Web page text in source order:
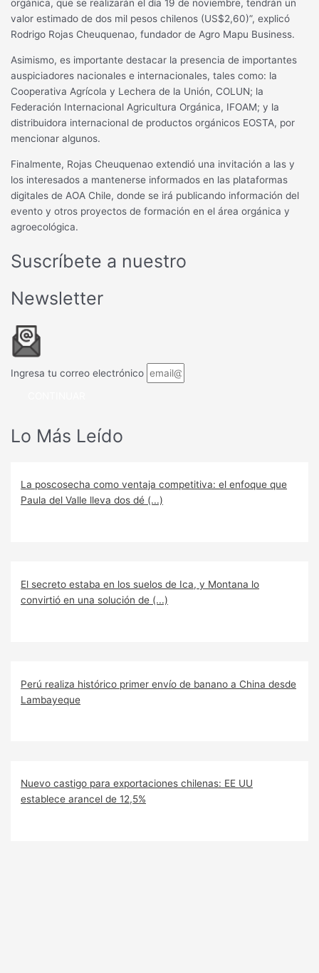
orgánica, que se realizarán el día 19 de noviembre, tendrán un
valor estimado de dos mil pesos chilenos (US$2,60)”, explicó
Rodrigo Rojas Cheuquenao, fundador de Agro Mapu Business.
Asimismo, es importante destacar la presencia de importantes
auspiciadores nacionales e internacionales, tales como: la
Cooperativa Agrícola y Lechera de la Unión, COLUN; la
Federación Internacional Agricultura Orgánica, IFOAM; y la
distribuidora internacional de productos orgánicos EOSTA, por
mencionar algunos.
Finalmente, Rojas Cheuquenao extendió una invitación a las y
los interesados a mantenerse informados en las plataformas
digitales de AOA Chile, donde se irá publicando información del
evento y otros proyectos de formación en el área orgánica y
agroecológica.
Suscríbete a nuestro
Newsletter
Ingresa tu correo electrónico
Lo Más Leído
La poscosecha como ventaja competitiva: el enfoque que
Paula del Valle lleva dos dé (...)
El secreto estaba en los suelos de Ica, y Montana lo
convirtió en una solución de (...)
Perú realiza histórico primer envío de banano a China desde
Lambayeque
Nuevo castigo para exportaciones chilenas: EE UU
establece arancel de 12,5%